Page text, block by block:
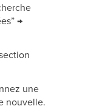
→
une
nouvelle.